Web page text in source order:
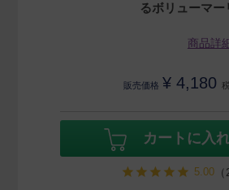
るボリューマ
商品詳
販売価格 ¥ 4,180
カートに入
5.00（